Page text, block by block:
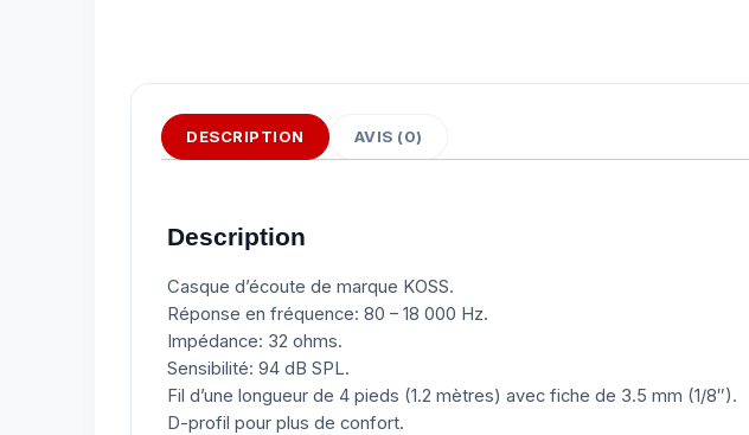
DESCRIPTION AVIS (0)
Description
Casque d’écoute de marque KOSS.
Réponse en fréquence: 80 – 18 000 Hz.
Impédance: 32 ohms.
Sensibilité: 94 dB SPL.
Fil d’une longueur de 4 pieds (1.2 mètres) avec fiche de 3.5 mm (1/8″).
D-profil pour plus de confort.